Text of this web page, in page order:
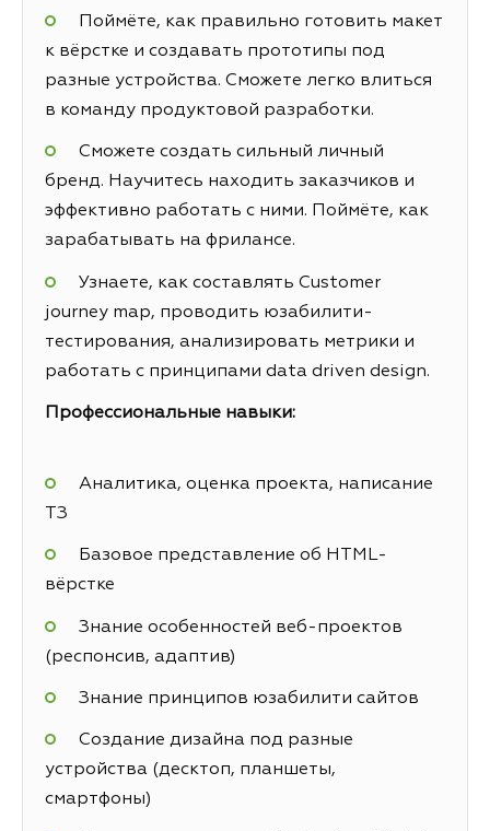
Поймёте, как правильно готовить макет
к вёрстке и создавать прототипы под
разные устройства. Сможете легко влиться
в команду продуктовой разработки.
Сможете создать сильный личный
бренд. Научитесь находить заказчиков и
эффективно работать с ними. Поймёте, как
зарабатывать на фрилансе.
Узнаете, как составлять Customer
journey map, проводить юзабилити-
тестирования, анализировать метрики и
работать с принципами data driven design.
Профессиональные навыки:
Аналитика, оценка проекта, написание
ТЗ
Базовое представление об HTML-
вёрстке
Знание особенностей веб-проектов
(респонсив, адаптив)
Знание принципов юзабилити сайтов
Создание дизайна под разные
устройства (десктоп, планшеты,
смартфоны)